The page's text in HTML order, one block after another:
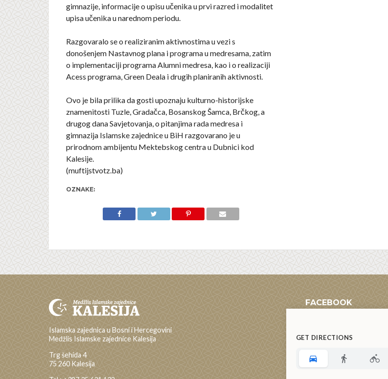
gimnazije, informacije o upisu učenika u prvi razred i modalitet
upisa učenika u narednom periodu.
Razgovaralo se o realiziranim aktivnostima u vezi s
donošenjem Nastavnog plana i programa u medresama, zatim
o implementaciji programa Alumni medresa, kao i o realizaciji
Acess programa, Green Deala i drugih planiranih aktivnosti.
Ovo je bila prilika da gosti upoznaju kulturno-historijske
znamenitosti Tuzle, Gradačca, Bosanskog Šamca, Brčkog, a
drugog dana Savjetovanja, o pitanjima rada medresa i
gimnazija Islamske zajednice u BiH razgovarano je u
prirodnom ambijentu Mektebskog centra u Dubnici kod
Kalesije.
(muftijstvotz.ba)
OZNAKE:
Islamska zajednica u Bosni i Hercegovini
Medžlis Islamske zajednice Kalesija
Trg šehida 4
75 260 Kalesija
FACEBOOK
GET DIRECTIONS